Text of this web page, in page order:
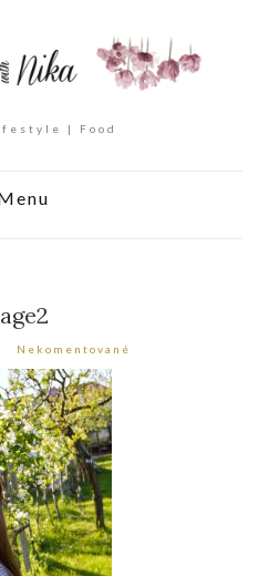
| Food
Nekomentované